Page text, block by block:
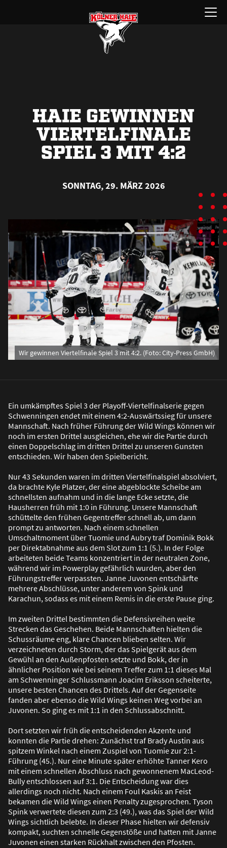
Menü
öffnen
HAIE GEWINNEN
VIERTELFINALE
SPIEL 3 MIT 4:2
SONNTAG, 29. MÄRZ 2026
Wir gewinnen Viertelfinale Spiel 3 mit 4:2. (Foto: City-Press GmbH)
Ein umkämpftes Spiel 3 der Playoff-Viertelfinalserie gegen
Schwenningen endet mit einem 4:2-Auswärtssieg für unsere
Mannschaft. Nach früher Führung der Wild Wings können wir
noch im ersten Drittel ausgleichen, ehe wir die Partie durch
einen Doppelschlag im dritten Drittel zu unseren Gunsten
entschieden. Wir haben den Spielbericht.
Nur 43 Sekunden waren im dritten Viertelfinalspiel absolviert,
da brachte Kyle Platzer, der eine abgeblockte Scheibe am
schnellsten aufnahm und in die lange Ecke setzte, die
Hausherren früh mit 1:0 in Führung. Unsere Mannschaft
schüttelte den frühen Gegentreffer schnell ab, um dann
prompt zu antworten. Nach einem schnellen
Umschaltmoment über Tuomie und Aubry traf Dominik Bokk
per Direktabnahme aus dem Slot zum 1:1 (5.). In der Folge
arbeiteten beide Teams konzentriert in der neutralen Zone,
während wir im Powerplay gefährlich wurden, aber den
Führungstreffer verpassten. Janne Juvonen entschärfte
mehrere Abschlüsse, unter anderem von Spink und
Karachun, sodass es mit einem Remis in die erste Pause ging.
Im zweiten Drittel bestimmten die Defensivreihen weite
Strecken das Geschehen. Beide Mannschaften hielten die
Schussräume eng, klare Chancen blieben selten. Wir
verzeichneten durch Storm, der das Spielgerät aus dem
Gewühl an den Außenpfosten setzte und Bokk, der in
ähnlicher Position wie bei seinem Treffer zum 1:1 dieses Mal
am Schwenninger Schlussmann Joacim Eriksson scheiterte,
unsere besten Chancen des Drittels. Auf der Gegenseite
fanden aber ebenso die Wild Wings keinen Weg vorbei an
Juvonen. So ging es mit 1:1 in den Schlussabschnitt.
Dort setzten wir früh die entscheidenden Akzente und
konnten die Partie drehen: Zunächst traf Brady Austin aus
spitzem Winkel nach einem Zuspiel von Tuomie zur 2:1-
Führung (45.). Nur eine Minute später erhöhte Tanner Kero
mit einem schnellen Abschluss nach gewonnenem MacLeod-
Bully entschlossen auf 3:1. Die Entscheidung war dies
allerdings noch nicht. Nach einem Foul Kaskis an Feist
bekamen die Wild Wings einen Penalty zugesprochen. Tyson
Spink verwertete diesen zum 2:3 (49.), was das Spiel der Wild
Wings sichtlich belebte. In dieser Phase hielten wir defensiv
kompakt, suchten schnelle Gegenstöße und hatten mit Janne
Juvonen einen starken Rückhalt zwischen den Pfosten.